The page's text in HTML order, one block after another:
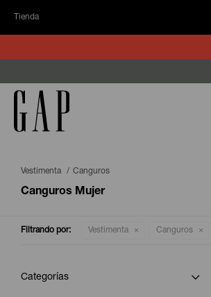
Tienda
Vestimenta Canguros
Canguros Mujer
Filtrando por: Vestimenta Canguros
Categorías